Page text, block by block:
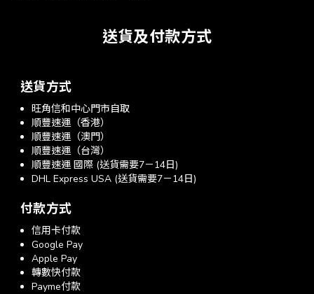
送貨及付款方式
送貨方式
旺角信和中心門市自取
順豐速運（香港）
順豐速運（澳門）
順豐速運（台灣）
順豐速運 國際 (送貨需要7－14日)
DHL Express USA (送貨需要7－14日)
付款方式
信用卡付款
Google Pay
Apple Pay
轉數快付款
Payme付款